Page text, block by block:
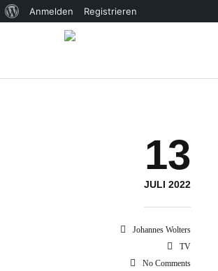
Über
WordPress
Anmelden Registrieren
13
JULI 2022
Johannes Wolters
TV
No Comments